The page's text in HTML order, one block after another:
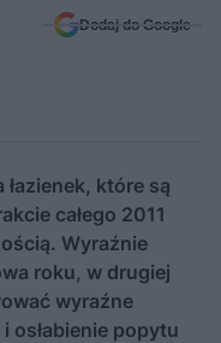
Dodaj do Google
które są
całego 2011
Wyraźnie
roku, w drugiej
wyraźne
osłabienie popytu